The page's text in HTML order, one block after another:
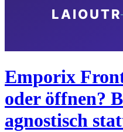
Emporix
oder öffnen?
agnostisch